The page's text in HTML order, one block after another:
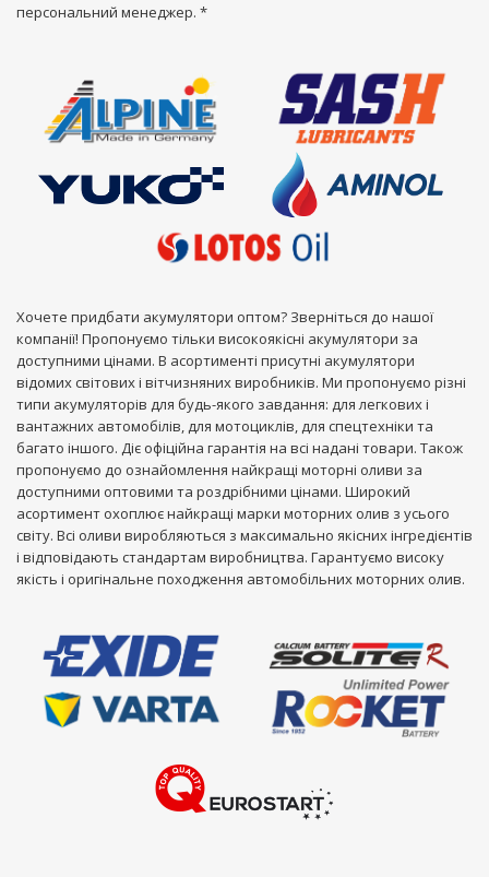
персональний менеджер. *
Хочете придбати акумулятори оптом? Зверніться до нашої
компанії! Пропонуємо тільки високоякісні акумулятори за
доступними цінами. В асортименті присутні акумулятори
відомих світових і вітчизняних виробників. Ми пропонуємо різні
типи акумуляторів для будь-якого завдання: для легкових і
вантажних автомобілів, для мотоциклів, для спецтехніки та
багато іншого. Діє офіційна гарантія на всі надані товари. Також
пропонуємо до ознайомлення найкращі моторні оливи за
доступними оптовими та роздрібними цінами. Широкий
асортимент охоплює найкращі марки моторних олив з усього
світу. Всі оливи виробляються з максимально якісних інгредієнтів
і відповідають стандартам виробництва. Гарантуємо високу
якість і оригінальне походження автомобільних моторних олив.